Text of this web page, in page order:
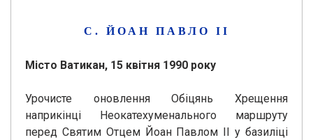
С. ЙОАН ПАВЛО ІІ
Місто Ватикан, 15 квітня 1990 року
Урочисте оновлення Обіцянь Хрещення
наприкінці Неокатехуменального маршруту
перед Святим Отцем Йоан Павлом ІІ у базиліці